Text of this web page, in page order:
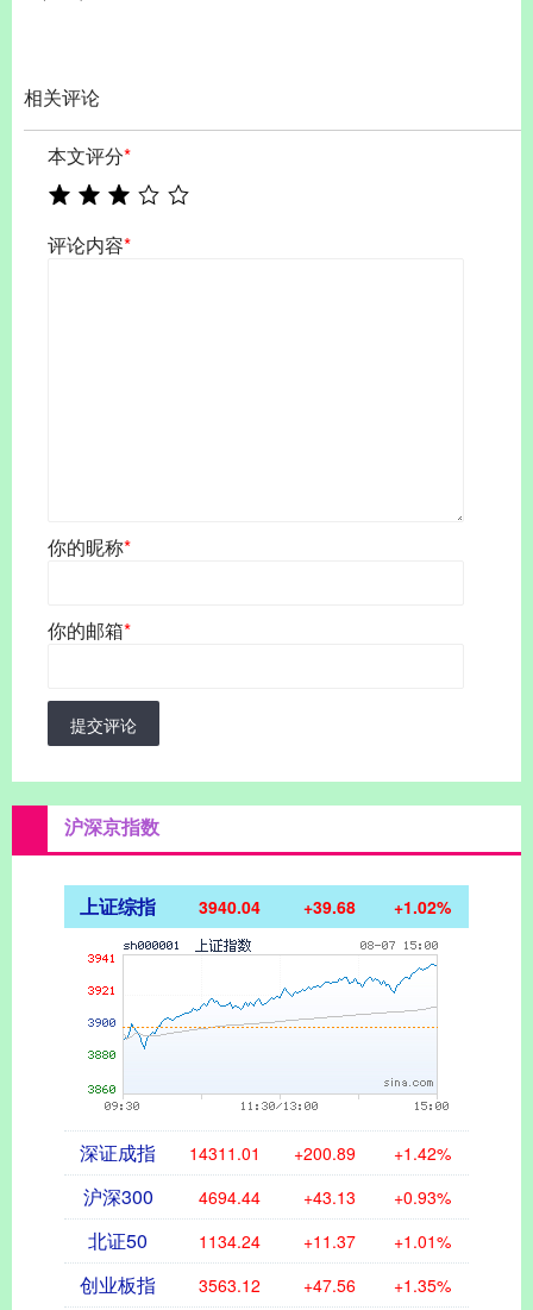
相关评论
本文评分*
评论内容*
你的昵称*
你的邮箱*
提交评论
沪深京指数
上证综指 3940.04 +39.68 +1.02%
深证成指 14311.01 +200.89 +1.42%
沪深300 4694.44 +43.13 +0.93%
北证50 1134.24 +11.37 +1.01%
创业板指 3563.12 +47.56 +1.35%